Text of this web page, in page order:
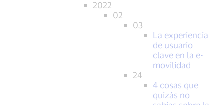
2022
02
03
La experiencia
de usuario
clave en la e-
movilidad
24
4 cosas que
quizás no